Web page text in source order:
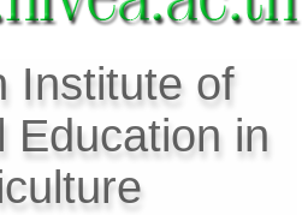
Institute of
Education in